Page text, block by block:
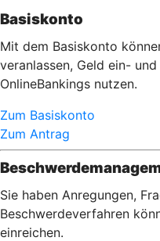
Basiskonto
Mit dem Basiskonto
veranlassen, Geld ein-
OnlineBankings nutzen.
Zum Basiskonto
Zum Antrag
Sie haben Anregungen,
Beschwerdeverfahren
einreichen.